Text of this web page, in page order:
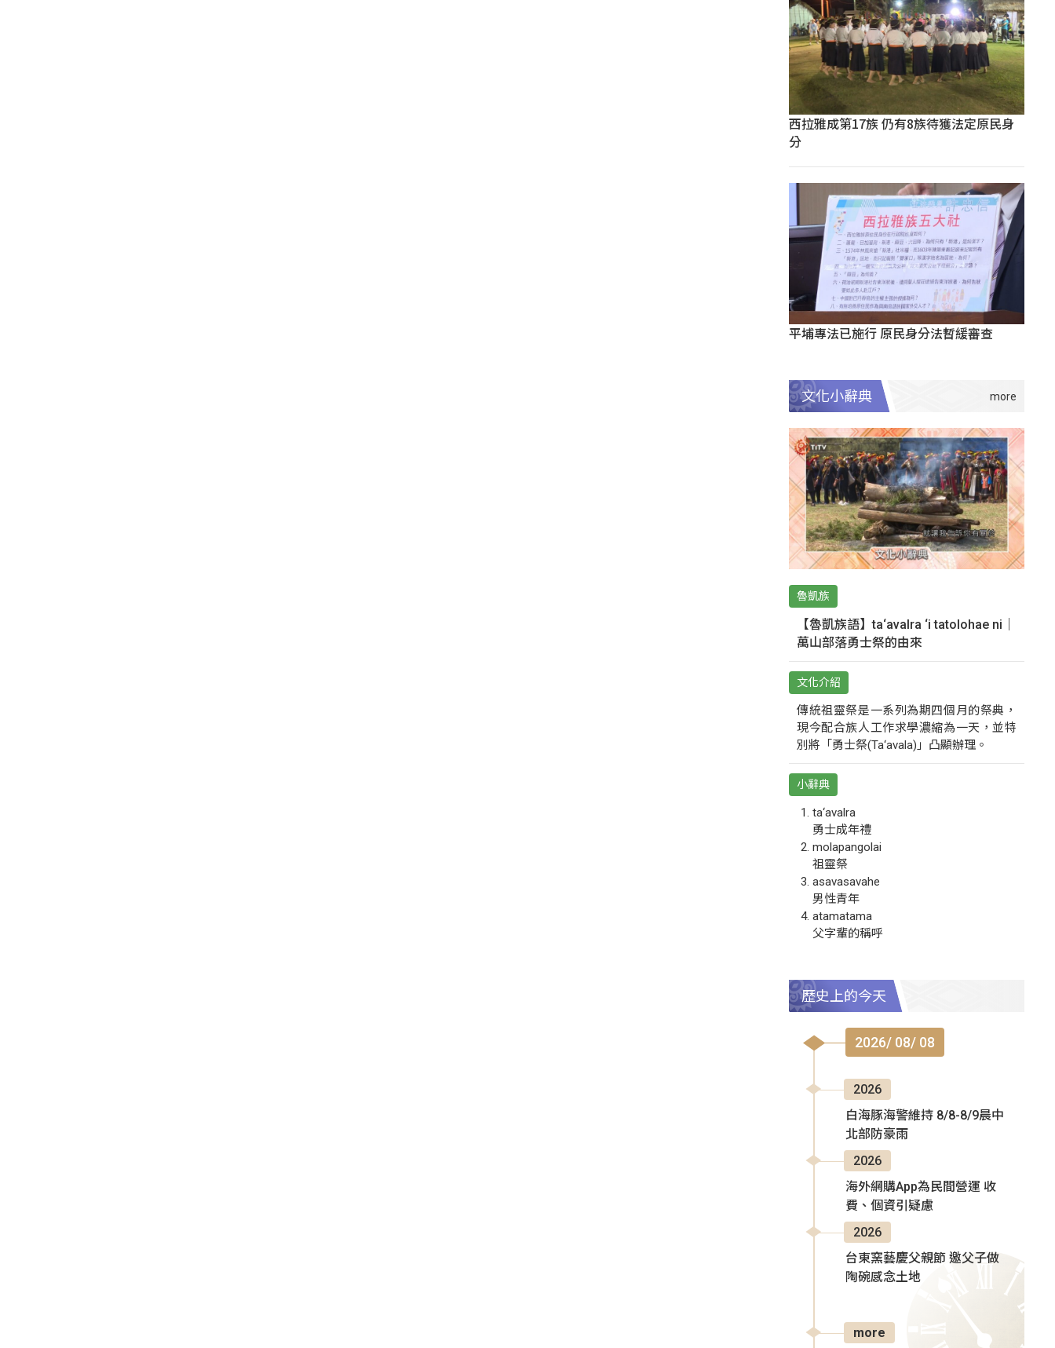
西拉雅成第17族 仍有8族待獲法定原民身
分
平埔專法已施行 原民身分法暫緩審查
文化小辭典
魯凱族
【魯凱族語】ta‘avalra ‘i tatolohae ni｜
萬山部落勇士祭的由來
文化介紹
傳統祖靈祭是一系列為期四個月的祭典，
現今配合族人工作求學濃縮為一天，並特
別將「勇士祭(Ta‘avala)」凸顯辦理。
小辭典
ta‘avalra
勇士成年禮
molapangolai
祖靈祭
asavasavahe
男性青年
atamatama
父字輩的稱呼
歷史上的今天
2026/ 08/ 08
2026
白海豚海警維持 8/8-8/9晨中
北部防豪雨
2026
海外網購App為民間營運 收
費、個資引疑慮
2026
台東窯藝慶父親節 邀父子做
陶碗感念土地
more